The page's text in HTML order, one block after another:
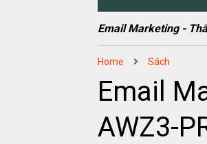
Email Marketing -
Home Sách
Email
AWZ3-